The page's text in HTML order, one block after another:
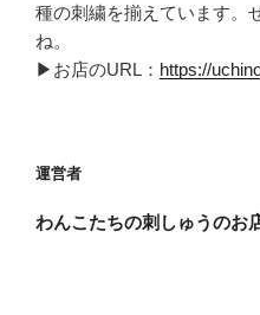
種の刺繍を揃えています。
ね。
▶お店のURL： https://
運営者
わんこたちの刺しゅうのお